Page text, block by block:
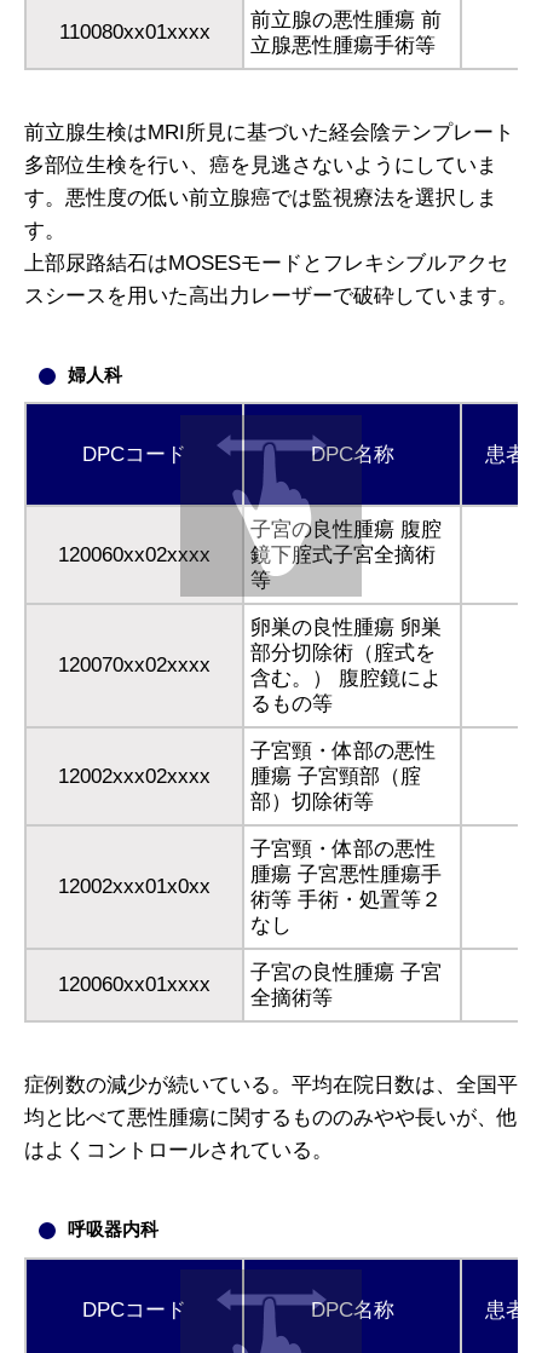
110080xx01xxxx
前立腺の悪性腫瘍 前
立腺悪性腫瘍手術等
前立腺生検はMRI所見に基づいた経会陰テンプレート
多部位生検を行い、癌を見逃さないようにしていま
す。悪性度の低い前立腺癌では監視療法を選択しま
す。
上部尿路結石はMOSESモードとフレキシブルアクセ
スシースを用いた高出力レーザーで破砕しています。
婦人科
DPCコード DPC名称 患者
120060xx02xxxx
子宮の良性腫瘍 腹腔
鏡下腟式子宮全摘術
等
120070xx02xxxx
卵巣の良性腫瘍 卵巣
部分切除術（腟式を
含む。） 腹腔鏡によ
るもの等
12002xxx02xxxx
子宮頸・体部の悪性
腫瘍 子宮頸部（腟
部）切除術等
12002xxx01x0xx
子宮頸・体部の悪性
腫瘍 子宮悪性腫瘍手
術等 手術・処置等２
なし
120060xx01xxxx
子宮の良性腫瘍 子宮
全摘術等
症例数の減少が続いている。平均在院日数は、全国平
均と比べて悪性腫瘍に関するもののみやや長いが、他
はよくコントロールされている。
呼吸器内科
DPCコード DPC名称 患者